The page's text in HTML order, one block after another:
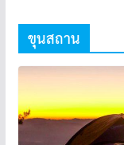
ขุนสถาน